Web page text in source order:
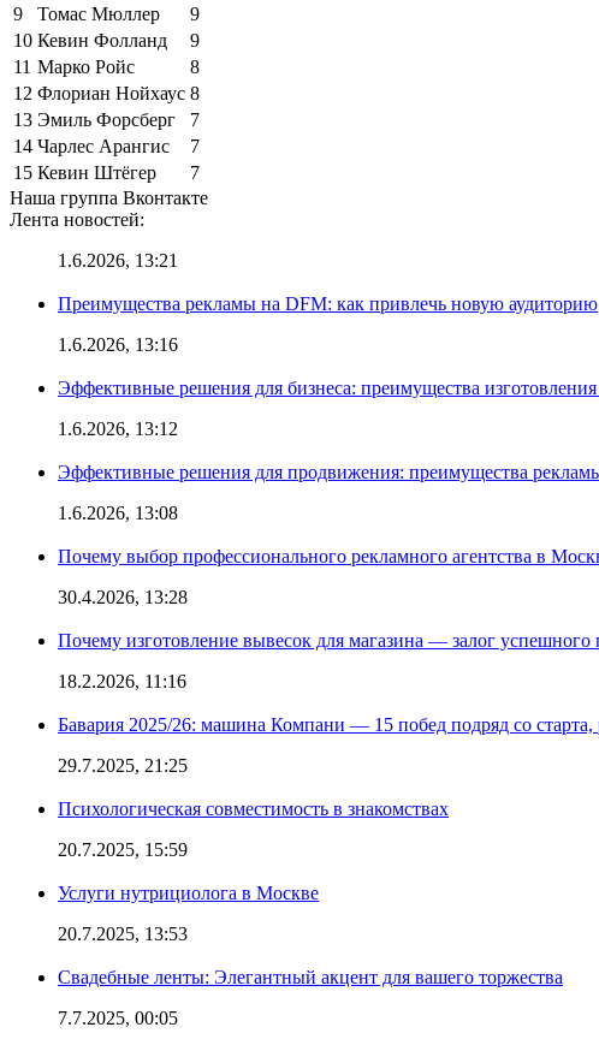
9
Томас Мюллер
9
10 Кевин Фолланд
9
11 Марко Ройс
8
12 Флориан Нойхаус 8
13 Эмиль Форсберг
7
14 Чарлес Арангис
7
15 Кевин Штёгер
7
Наша группа Вконтакте
Лента новостей:
1.6.2026, 13:21
Преимущества рекламы на DFM: как привлечь новую аудиторию
1.6.2026, 13:16
Эффективные решения для бизнеса: преимущества
1.6.2026, 13:12
Эффективные решения для продвижения: преимущества
1.6.2026, 13:08
Почему выбор профессионального рекламного агентства в
30.4.2026, 13:28
Почему изготовление вывесок для магазина — залог успешного
18.2.2026, 11:16
Бавария 2025/26: машина Компани — 15 побед подряд со старта,
29.7.2025, 21:25
Психологическая совместимость в знакомствах
20.7.2025, 15:59
Услуги нутрициолога в Москве
20.7.2025, 13:53
Свадебные ленты: Элегантный акцент для вашего торжества
7.7.2025, 00:05